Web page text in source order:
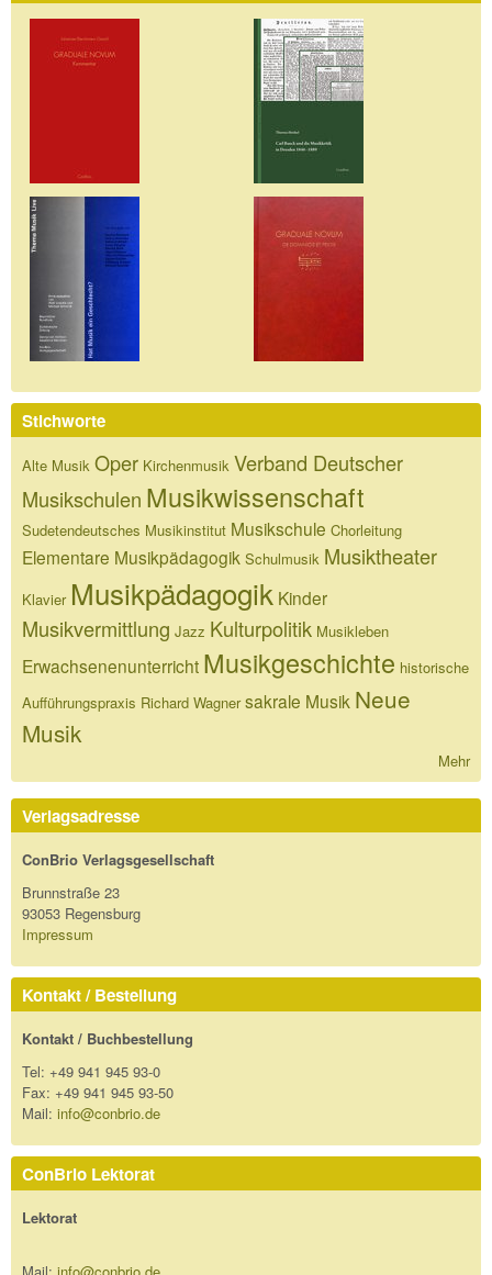
Stichworte
Alte Musik Oper Kirchenmusik Verband Deutscher
Musikschulen Musikwissenschaft
Sudetendeutsches Musikinstitut Musikschule Chorleitung
Elementare Musikpädagogik Schulmusik Musiktheater
Klavier Musikpädagogik Kinder
Musikvermittlung Jazz Kulturpolitik Musikleben
Erwachsenenunterricht Musikgeschichte historische
Aufführungspraxis Richard Wagner sakrale Musik Neue
Musik
Mehr
Verlagsadresse
ConBrio Verlagsgesellschaft
Brunnstraße 23
93053 Regensburg
Impressum
Kontakt / Bestellung
Kontakt / Buchbestellung
Tel: +49 941 945 93-0
Fax: +49 941 945 93-50
Mail: info@conbrio.de
ConBrio Lektorat
Lektorat
Mail: info@conbrio.de